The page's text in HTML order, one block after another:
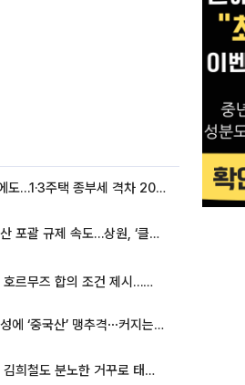
종부세 개편에도…1·3주택 종부세 격차 2028년부터 확대
미국, 가상자산 포괄 규제 속도…상원, ‘클래리티법’ 9월 절차투표 추진
이란, 미국에 호르무즈 합의 조건 제시…美 “경기 아직 안 끝나” [종합]
맥북 품은 삼성에 ‘중국산’ 맹추격⋯커지는 노트북 OLED 시장
서경덕 교수, 김희철도 분노한 거꾸로 태극기⋯"엉터리는 아냐, 아쉬울 뿐"